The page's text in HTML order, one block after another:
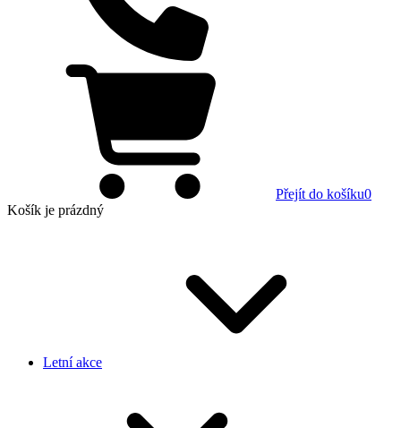
Přejít do košíku0
Košík je prázdný
Letní akce